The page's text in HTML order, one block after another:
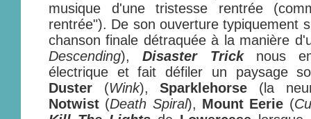
musique d'une tristesse rentrée
rentrée"). De son ouverture typiquement
chanson finale détraquée à la manière
Descending),Disaster Tricknous
électrique et fait défiler un paysage
Duster (Wink),Sparklehorse (la
Notwist (Death Spiral), Mount Eerie (